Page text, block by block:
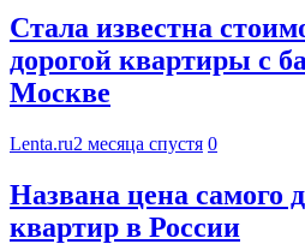
Стала известна
дорогой квартиры с
Москве
Lenta.ru2 месяца спустя 0
Названа цена самого
квартир в России